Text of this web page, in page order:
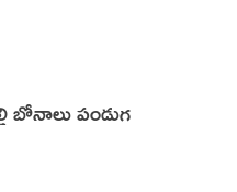
బోనాలు పండుగ